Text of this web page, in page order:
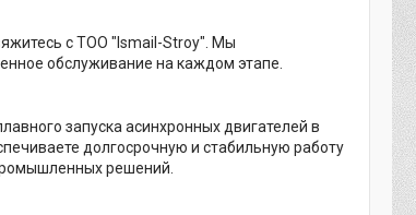
с ТОО "Ismail-Stroy". Мы
обслуживание на каждом этапе.
запуска асинхронных двигателей в
долгосрочную и стабильную работу
решений.